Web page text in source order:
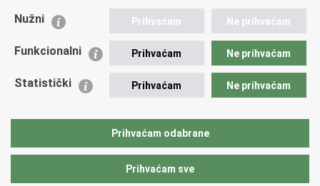
Udruge
Policijska akademija
Zaklada policijske solidarnosti
Vučetić"
Nužni Prihvaćam Ne prihvaćam
Funkcionalni Prihvaćam Ne prihvaćam
Statistički Prihvaćam Ne prihvaćam
Prihvaćam odabrane
Prihvaćam sve